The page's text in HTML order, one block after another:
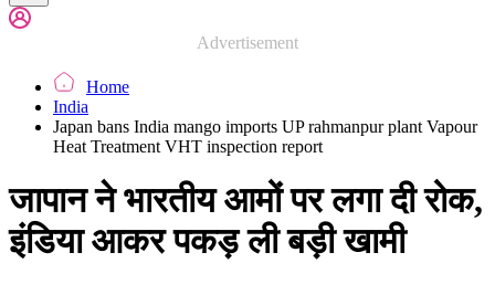
Advertisement
Home
India
Japan bans India mango imports UP rahmanpur plant Vapour
Heat Treatment VHT inspection report
जापान ने भारतीय आमों पर लगा दी रोक,
इंडिया आकर पकड़ ली बड़ी खामी